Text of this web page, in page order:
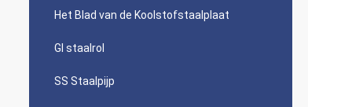
Het Blad van de Koolstofstaalplaat
GI staalrol
SS Staalpijp